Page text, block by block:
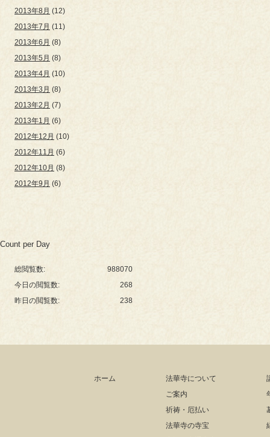
2013年8月 (12)
2013年7月 (11)
2013年6月 (8)
2013年5月 (8)
2013年4月 (10)
2013年3月 (8)
2013年2月 (7)
2013年1月 (6)
2012年12月 (10)
2012年11月 (6)
2012年10月 (8)
2012年9月 (6)
Count per Day
988070
総閲覧数:
268
今日の閲覧数:
238
昨日の閲覧数:
ホーム
法華寺について
ご案内
祈祷・厄払い
法華寺の寺宝